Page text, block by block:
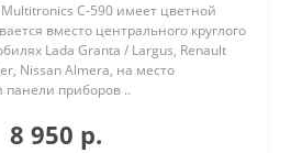
C-590 имеет цветной
вместо центрального круглого
Lada Granta / Largus, Renault
Nissan Almera, на место
панели приборов ..
8 950 р.